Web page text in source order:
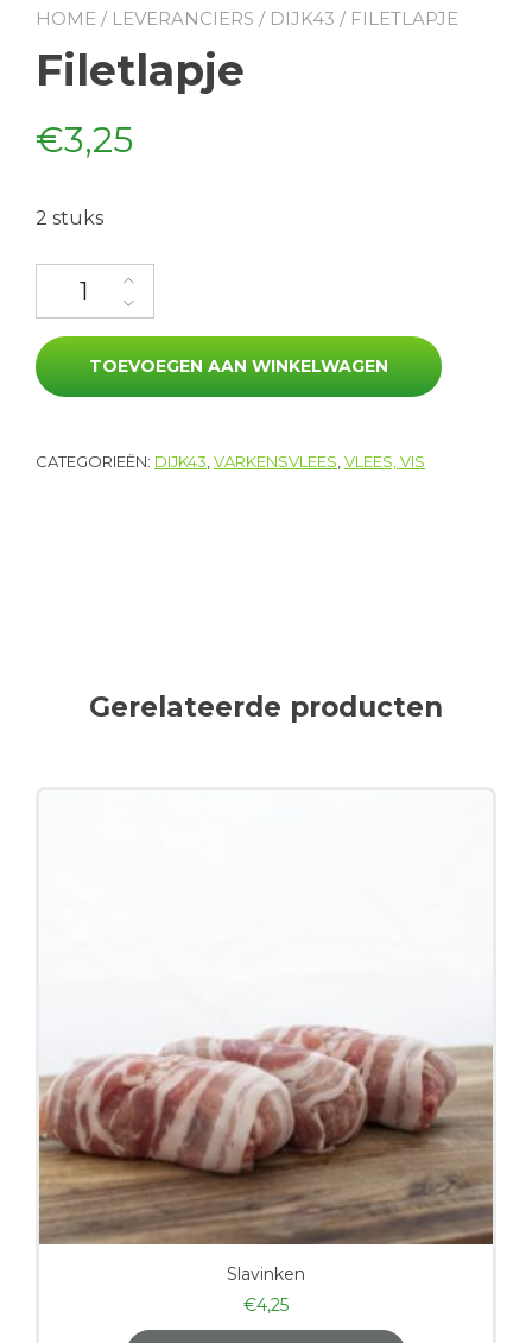
HOME / LEVERANCIERS / DIJK43 / FILETLAPJE
Filetlapje
€3,25
2 stuks
Filetlapje aantal
TOEVOEGEN AAN WINKELWAGEN
CATEGORIEËN: DIJK43 VARKENSVLEES VLEES, VIS
Gerelateerde producten
Slavinken
€4,25